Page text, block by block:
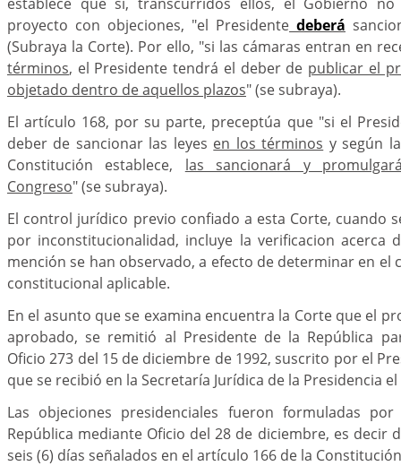
proyecto con objeciones, "el Presidente deberá
(Subraya la Corte). Por ello, "si las cámaras entran en
términos, el Presidente tendrá el deber de publicar el
objetado dentro de aquellos plazos" (se subraya).
El artículo 168, por su parte, preceptúa que "si el
deber de sancionar las leyes en los términos y según
Constitución establece, las sancionará y
Congreso" (se subraya).
El control jurídico previo confiado a esta Corte, cuando
por inconstitucionalidad, incluye la verificacion acerca
mención se han observado, a efecto de determinar en el
constitucional aplicable.
En el asunto que se examina encuentra la Corte que el
aprobado, se remitió al Presidente de la República
Oficio 273 del 15 de diciembre de 1992, suscrito por el
que se recibió en la Secretaría Jurídica de la Presidencia
Las objeciones presidenciales fueron formuladas
República mediante Oficio del 28 de diciembre, es decir
seis (6) días señalados en el artículo 166 de la